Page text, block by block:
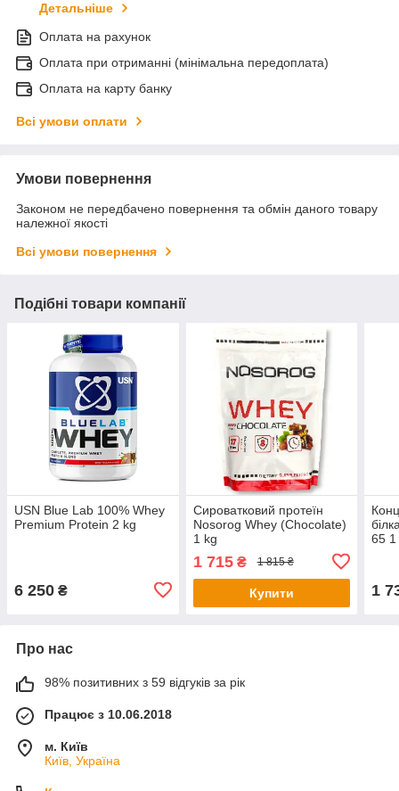
Детальніше
Оплата на рахунок
Оплата при отриманні (мінімальна передоплата)
Оплата на карту банку
Всі умови оплати
Умови повернення
Законом не передбачено повернення та обмін даного товару
належної якості
Всі умови повернення
Подібні товари компанії
USN Blue Lab 100% Whey
Premium Protein 2 kg
6 250 ₴
Сироватковий протеїн
Nosorog Whey (Chocolate)
1 kg
1 715₴ 1 815 ₴
Купити
65 1
1
Про нас
98% позитивних з 59 відгуків за рік
Працює з 10.06.2018
м. Київ
Київ, Україна